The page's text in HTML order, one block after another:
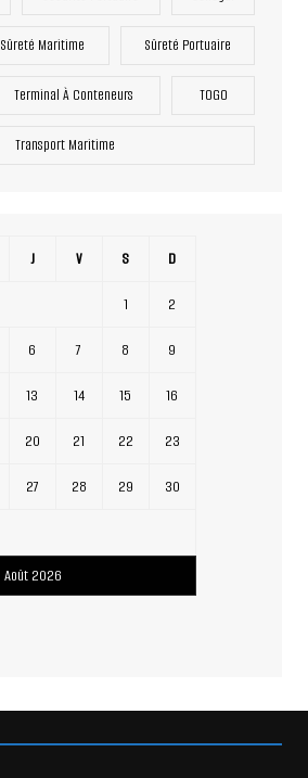
Sûreté Maritime Sûreté Portuaire
Terminal À Conteneurs TOGO
Transport Maritime
Août 2026
J V S D
1 2
6 7 8 9
13 14 15 16
20 21 22 23
27 28 29 30